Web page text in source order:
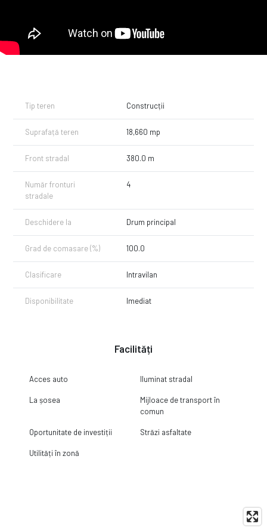
pentru accesul la apă, iar rețeaua de gaze se află la distanță medie,
oferind perspective de extindere și conectare în viitor.
infrastructură și oportunități de creștere semnificativă. O investiție în
acest teren înseamnă investiție într-un viitor prosper și solid.
Și cum pretul solicitat este unul corect, nu ratați ocazia de a suna
acum pentru stabilire vizita si informatii suplimentare - Comision 0% la
Cumparator!.
Tip teren Construcții
Suprafață teren 18,660 mp
Front stradal 380.0 m
Număr fronturi
stradale
4
Deschidere la Drum principal
Grad de comasare (%) 100.0
Clasificare Intravilan
Disponibilitate Imediat
Facilități
Acces auto Iluminat stradal
La șosea
Mijloace de transport în
comun
Oportunitate de investiții Străzi asfaltate
Utilități în zonă